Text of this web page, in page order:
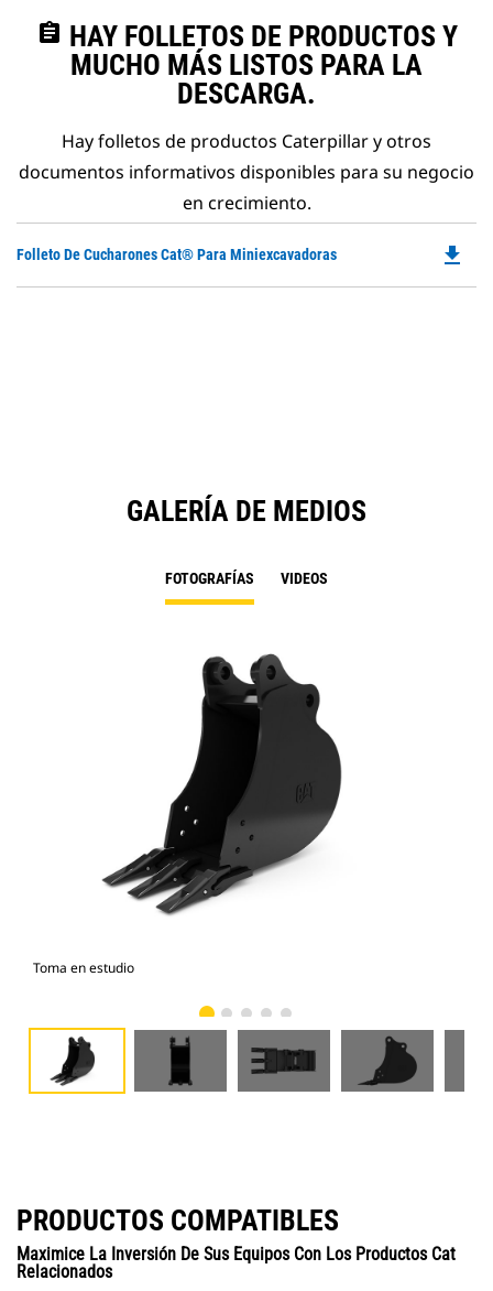
assignment HAY FOLLETOS DE PRODUCTOS Y
MUCHO MÁS LISTOS PARA LA
DESCARGA.
Hay folletos de productos Caterpillar y otros
documentos informativos disponibles para su negocio
en crecimiento.
Folleto De Cucharones Cat® Para Miniexcavadoras file_download
GALERÍA DE MEDIOS
FOTOGRAFÍAS VIDEOS
Toma en estudio
PRODUCTOS COMPATIBLES
Maximice La Inversión De Sus Equipos Con Los Productos Cat
Relacionados